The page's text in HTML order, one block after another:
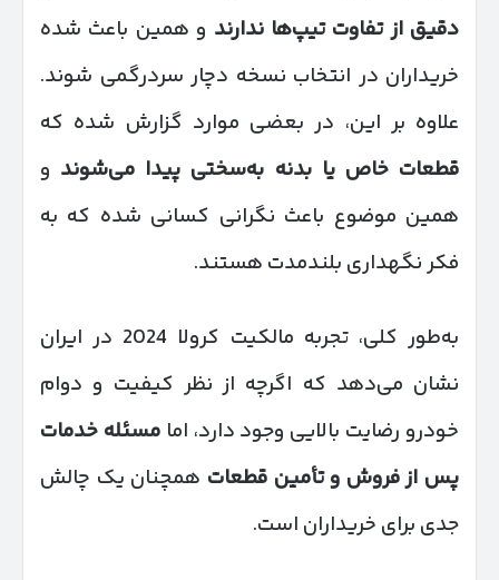
دقیق از تفاوت تیپ‌ها ندارند و همین باعث شده
خریداران در انتخاب نسخه دچار سردرگمی شوند.
علاوه بر این، در بعضی موارد گزارش شده که
قطعات خاص یا بدنه به‌سختی پیدا می‌شوند و
همین موضوع باعث نگرانی کسانی شده که به
فکر نگهداری بلندمدت هستند.
به‌طور کلی، تجربه مالکیت کرولا 2024 در ایران
نشان می‌دهد که اگرچه از نظر کیفیت و دوام
خودرو رضایت بالایی وجود دارد، امامسئله خدمات
پس از فروش و تأمین قطعات همچنان یک چالش
جدی برای خریداران است.